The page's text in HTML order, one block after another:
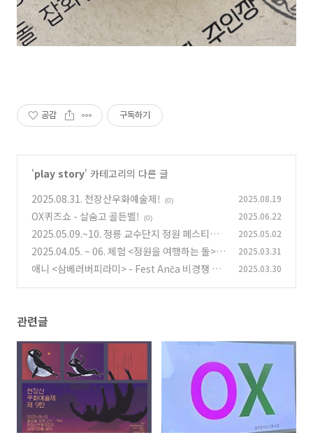
공감 구독하기
'play story' 카테고리의 다른 글
2025.08.31. 천장산우화예술제!
(0) 2025.08.19
OX퀴즈쇼 - 살숨고 골든벨! (0) 2025.06.22
2025.05.09.~10. 정릉 교수단지 정원 페스티벌
(0)
2025.05.02
2025.04.05. ~ 06. 체험 <정원을 여행하는 돌> i
n 서울 가든 페스타
(1)
2025.03.31
애니 <삼베러버피라미> - Fest Anča 비경쟁 부
2025.03.30
관련글